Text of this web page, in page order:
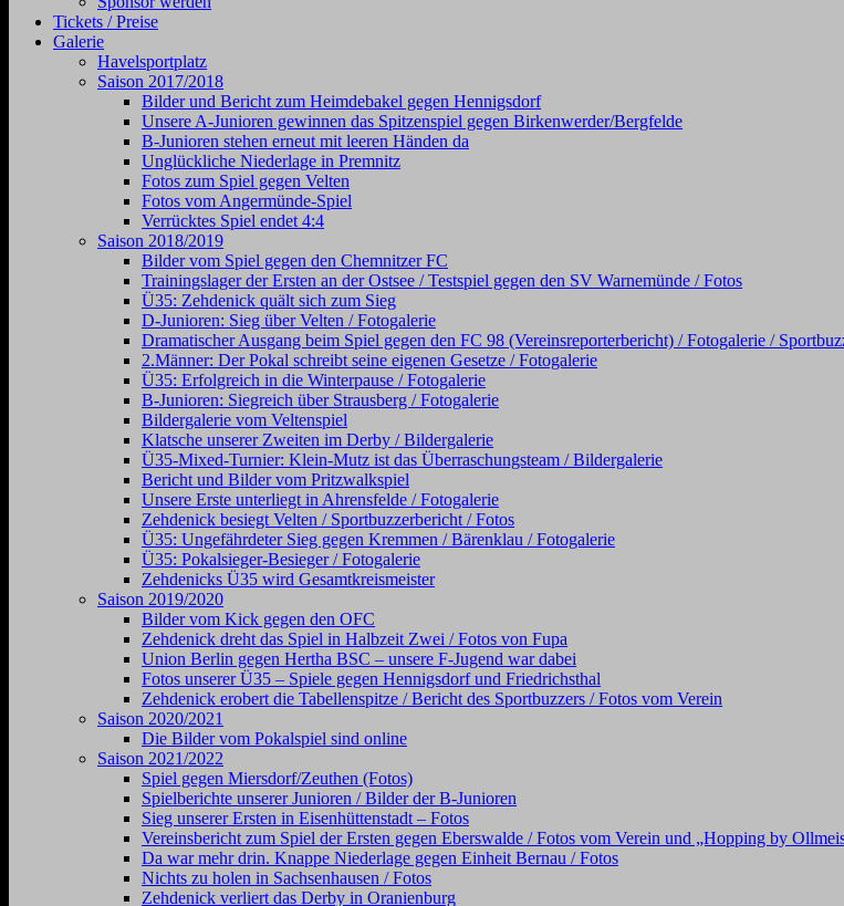
Tickets / Preise
Galerie
Havelsportplatz
Saison 2017/2018
Bilder und Bericht zum Heimdebakel gegen Hennigsdorf
Unsere A-Junioren gewinnen das Spitzenspiel gegen Birkenwerder/Bergfelde
B-Junioren stehen erneut mit leeren Händen da
Unglückliche Niederlage in Premnitz
Fotos zum Spiel gegen Velten
Fotos vom Angermünde-Spiel
Verrücktes Spiel endet 4:4
Saison 2018/2019
Bilder vom Spiel gegen den Chemnitzer FC
Trainingslager der Ersten an der Ostsee / Testspiel gegen den SV Warnemünde / Fotos
Ü35: Zehdenick quält sich zum Sieg
D-Junioren: Sieg über Velten / Fotogalerie
Dramatischer Ausgang beim Spiel gegen den FC 98 (Vereinsreporterbericht) / Fotogalerie /
2.Männer: Der Pokal schreibt seine eigenen Gesetze / Fotogalerie
Ü35: Erfolgreich in die Winterpause / Fotogalerie
B-Junioren: Siegreich über Strausberg / Fotogalerie
Bildergalerie vom Veltenspiel
Klatsche unserer Zweiten im Derby / Bildergalerie
Ü35-Mixed-Turnier: Klein-Mutz ist das Überraschungsteam / Bildergalerie
Bericht und Bilder vom Pritzwalkspiel
Unsere Erste unterliegt in Ahrensfelde / Fotogalerie
Zehdenick besiegt Velten / Sportbuzzerbericht / Fotos
Ü35: Ungefährdeter Sieg gegen Kremmen / Bärenklau / Fotogalerie
Ü35: Pokalsieger-Besieger / Fotogalerie
Zehdenicks Ü35 wird Gesamtkreismeister
Saison 2019/2020
Bilder vom Kick gegen den OFC
Zehdenick dreht das Spiel in Halbzeit Zwei / Fotos von Fupa
Union Berlin gegen Hertha BSC – unsere F-Jugend war dabei
Fotos unserer Ü35 – Spiele gegen Hennigsdorf und Friedrichsthal
Zehdenick erobert die Tabellenspitze / Bericht des Sportbuzzers / Fotos vom Verein
Saison 2020/2021
Die Bilder vom Pokalspiel sind online
Saison 2021/2022
Spiel gegen Miersdorf/Zeuthen (Fotos)
Spielberichte unserer Junioren / Bilder der B-Junioren
Sieg unserer Ersten in Eisenhüttenstadt – Fotos
Vereinsbericht zum Spiel der Ersten gegen Eberswalde / Fotos vom Verein und „Hopping by
Da war mehr drin. Knappe Niederlage gegen Einheit Bernau / Fotos
Nichts zu holen in Sachsenhausen / Fotos
Zehdenick verliert das Derby in Oranienburg